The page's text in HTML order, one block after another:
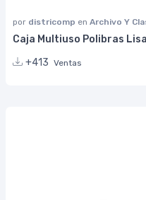
por districomp en Archivo Y
Caja Multiuso Polibras
+413 Ventas